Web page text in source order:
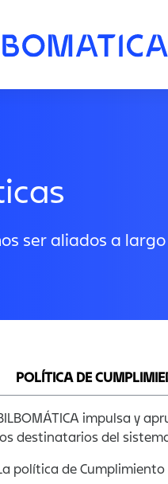
ser aliados a
POLÍTICA DE
impulsa y
destinatarios del
política de